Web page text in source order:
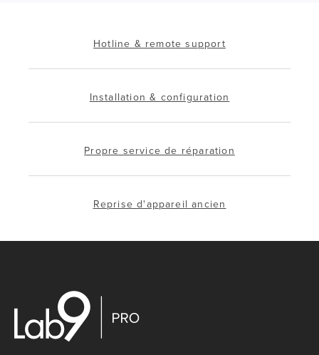
Hotline & remote support
Installation & configuration
Propre service de réparation
Reprise d'appareil ancien